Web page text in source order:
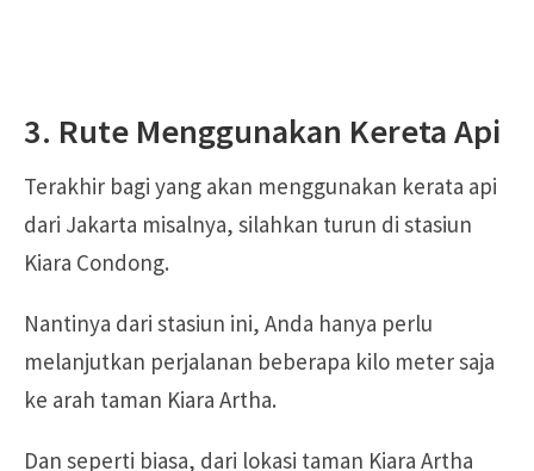
3. Rute Menggunakan Kereta Api
Terakhir bagi yang akan menggunakan kerata api
dari Jakarta misalnya, silahkan turun di stasiun
Kiara Condong.
Nantinya dari stasiun ini, Anda hanya perlu
melanjutkan perjalanan beberapa kilo meter saja
ke arah taman Kiara Artha.
Dan seperti biasa, dari lokasi taman Kiara Artha